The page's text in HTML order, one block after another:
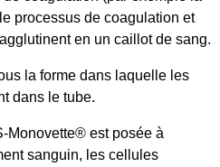
processus de coagulation et
en un caillot de sang.
la forme dans laquelle les
dans le tube.
Monovette® est posée à
sanguin, les cellules